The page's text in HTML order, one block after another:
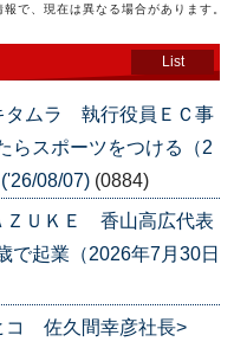
で、現在は異なる場合があります。
List
タムラ 執行役員ＥＣ事
スポーツをつける（2
08/07) (0884)
ＺＵＫＥ 香山高広代表
起業（2026年7月30日
コ 佐久間幸彦社長>